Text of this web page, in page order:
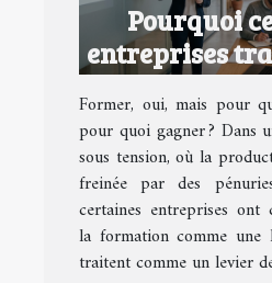
Pourquoi
entreprises
la formation
Former, oui, mais pour
pour quoi gagner ? Dans
sous tension, où la
freinée par des
certaines entreprises ont
la formation comme
traitent comme un levier